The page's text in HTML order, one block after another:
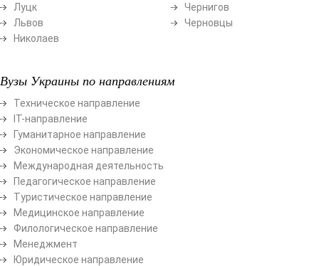
Луцк
Львов
Николаев
Чернигов
Черновцы
Вузы Украины по направлениям
Техническое направление
ІТ-направление
Гуманитарное направление
Экономическое направление
Международная деятельность
Педагогическое направление
Туристическое направление
Медицинское направление
Филологическое направление
Менеджмент
Юридическое направление